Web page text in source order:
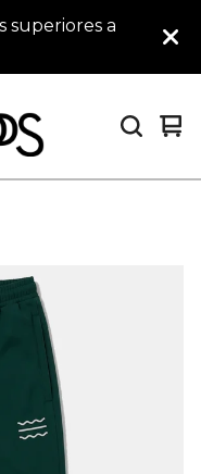
superiores a
Ver
0